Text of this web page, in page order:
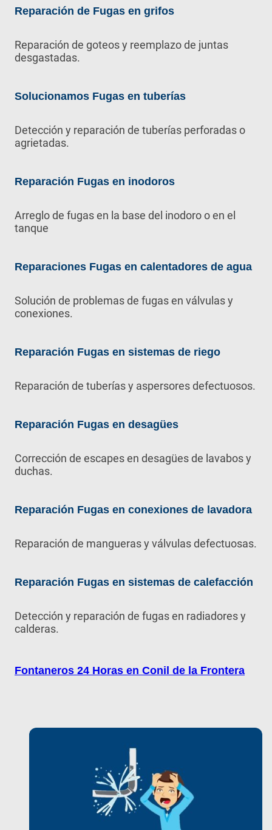
Reparación de Fugas en grifos
Reparación de goteos y reemplazo de juntas
desgastadas.
Solucionamos Fugas en tuberías
Detección y reparación de tuberías perforadas o
agrietadas.
Reparación Fugas en inodoros
Arreglo de fugas en la base del inodoro o en el
tanque
Reparaciones Fugas en calentadores de agua
Solución de problemas de fugas en válvulas y
conexiones.
Reparación Fugas en sistemas de riego
Reparación de tuberías y aspersores defectuosos.
Reparación Fugas en desagües
Corrección de escapes en desagües de lavabos y
duchas.
Reparación Fugas en conexiones de lavadora
Reparación de mangueras y válvulas defectuosas.
Reparación Fugas en sistemas de calefacción
Detección y reparación de fugas en radiadores y
calderas.
Fontaneros 24 Horas en Conil de la Frontera